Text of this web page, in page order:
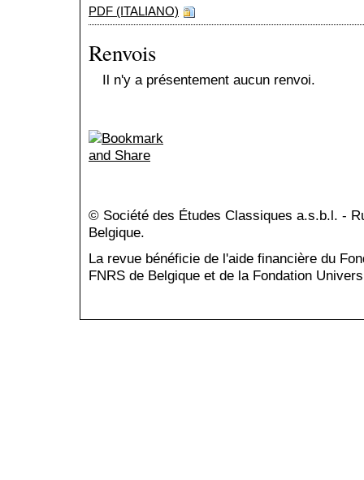
PDF (ITALIANO)
Renvois
Il n'y a présentement aucun renvoi.
© Société des Études Classiques a.s.b.l. -
Belgique.
La revue bénéficie de l'aide financière du
FNRS de Belgique et de la Fondation